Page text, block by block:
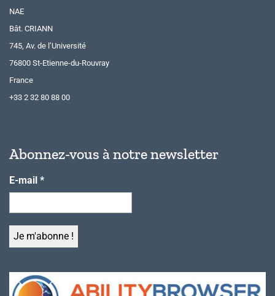
NAE
Bât. CRIANN
745, Av. de l’Université
76800 St-Etienne-du-Rouvray
France
+33 2 32 80 88 00
Abonnez-vous à notre newsletter
E-mail *